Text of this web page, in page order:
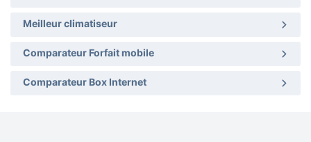
Meilleur climatiseur
Comparateur Forfait mobile
Comparateur Box Internet